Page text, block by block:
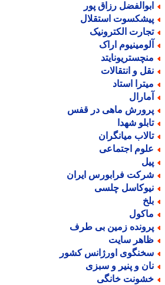
رزاق پور
استقلال
الکترونیک
اراک
و انتقالات
استاد
ماهی در قفس
شهدا
میانگران
اجتماعی
فرابورس ایران
چلسی
زمین بی طرف
سایت
اورژانس کشور
و پنیر و سبزی
خانگی